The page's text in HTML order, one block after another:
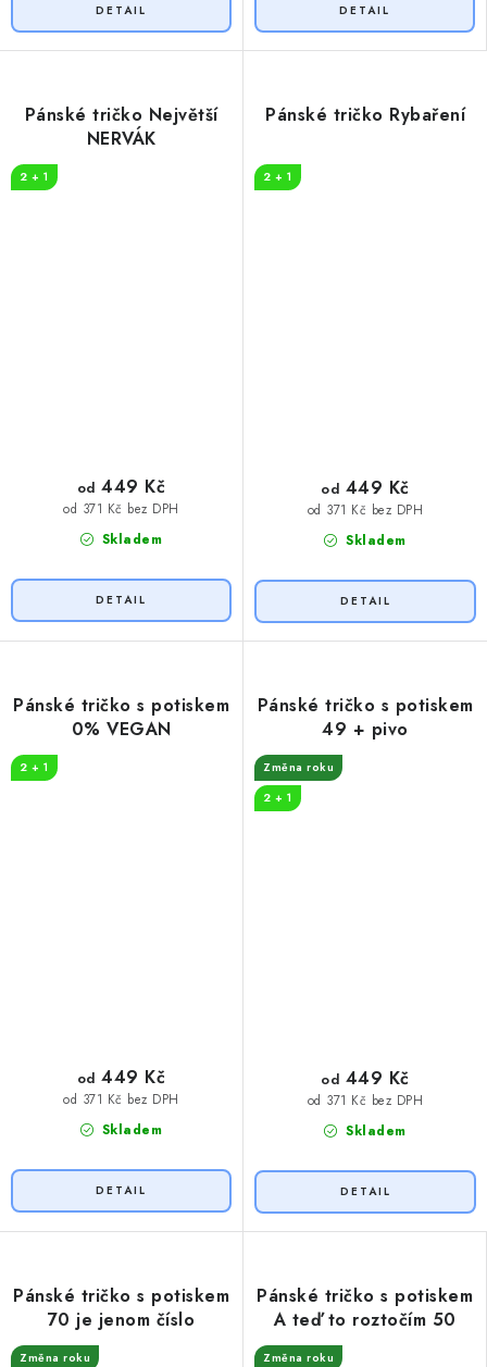
Pánské tričko Největší
NERVÁK
2 + 1
Skladem
od 371 Kč bez DPH
od 449 Kč
Pánské tričko Rybaření
2 + 1
Skladem
od 371 Kč bez DPH
od 449 Kč
Pánské tričko s potiskem
0% VEGAN
2 + 1
Skladem
od 371 Kč bez DPH
od 449 Kč
Pánské tričko s potiskem
49 + pivo
Změna roku
2 + 1
Skladem
od 371 Kč bez DPH
od 449 Kč
Pánské tričko s potiskem
70 je jenom číslo
Změna roku
Pánské tričko s potiskem
A teď to roztočím 50
Změna roku